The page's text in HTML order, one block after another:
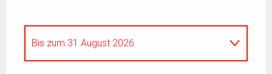
Bis zum 31 August 2026